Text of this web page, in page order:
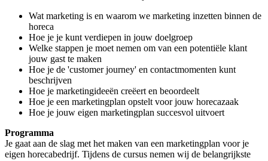
Wat marketing is en waarom we marketing inzetten binnen de
horeca
Hoe je je kunt verdiepen in jouw doelgroep
Welke stappen je moet nemen om van een potentiële klant
jouw gast te maken
Hoe je de 'customer journey' en contactmomenten kunt
beschrijven
Hoe je marketingideeën creëert en beoordeelt
Hoe je een marketingplan opstelt voor jouw horecazaak
Hoe je jouw eigen marketingplan succesvol uitvoert
Programma
Je gaat aan de slag met het maken van een marketingplan voor je
eigen horecabedrijf. Tijdens de cursus nemen wij de belangrijkste